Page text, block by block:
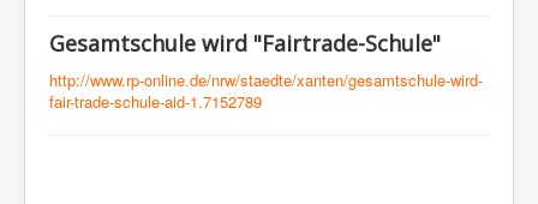
Gesamtschule wird "Fairtrade-Schule"
http://www.rp-online.de/nrw/staedte/xanten/gesamtschule-wird-
fair-trade-schule-aid-1.7152789